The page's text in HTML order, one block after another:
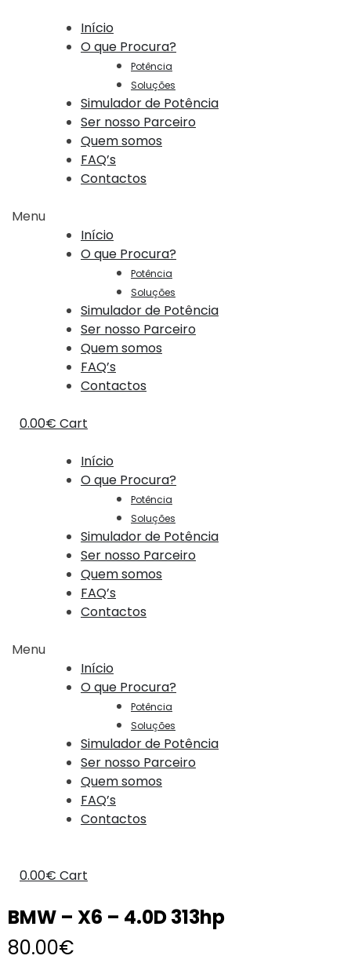
Início
O que Procura?
Potência
Soluções
Simulador de Potência
Ser nosso Parceiro
Quem somos
FAQ’s
Contactos
Menu
Início
O que Procura?
Potência
Soluções
Simulador de Potência
Ser nosso Parceiro
Quem somos
FAQ’s
Contactos
0.00€ Cart
Início
O que Procura?
Potência
Soluções
Simulador de Potência
Ser nosso Parceiro
Quem somos
FAQ’s
Contactos
Menu
Início
O que Procura?
Potência
Soluções
Simulador de Potência
Ser nosso Parceiro
Quem somos
FAQ’s
Contactos
0.00€ Cart
BMW – X6 – 4.0D 313hp
80.00€